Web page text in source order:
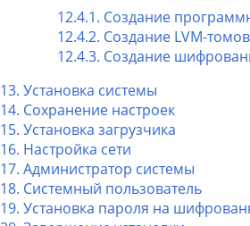
12.4.1. Создание
12.4.2. Создание LVM-томов
12.4.3. Создание
13. Установка системы
14. Сохранение настроек
15. Установка загрузчика
16. Настройка сети
17. Администратор системы
18. Системный пользователь
19. Установка пароля на